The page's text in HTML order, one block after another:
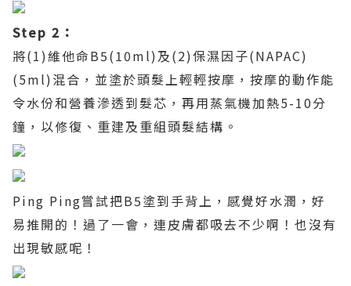
Step 2 ：
將(1)維他命B5(10ml)及(2)保濕因子(NAPAC)
(5ml)混合，並塗於頭髮上輕輕按摩，按摩的動作能
令水份和營養滲透到髮芯，再用蒸氣機加熱5-10分
鐘，以修復、重建及重組頭髮結構。
Ping Ping嘗試把B5塗到手背上，感覺好水潤，好
易推開的！過了一會，連皮膚都吸去不少啊！也沒有
出現敏感呢！